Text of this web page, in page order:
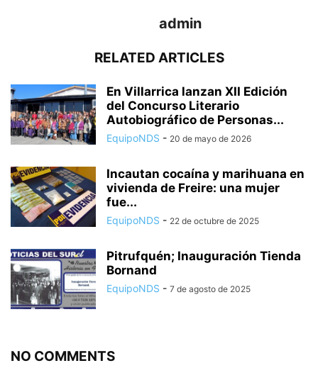
admin
RELATED ARTICLES
En Villarrica lanzan XII Edición
del Concurso Literario
Autobiográfico de Personas...
EquipoNDS - 20 de mayo de 2026
Incautan cocaína y marihuana en
vivienda de Freire: una mujer
fue...
EquipoNDS - 22 de octubre de 2025
Pitrufquén; Inauguración Tienda
Bornand
EquipoNDS - 7 de agosto de 2025
NO COMMENTS